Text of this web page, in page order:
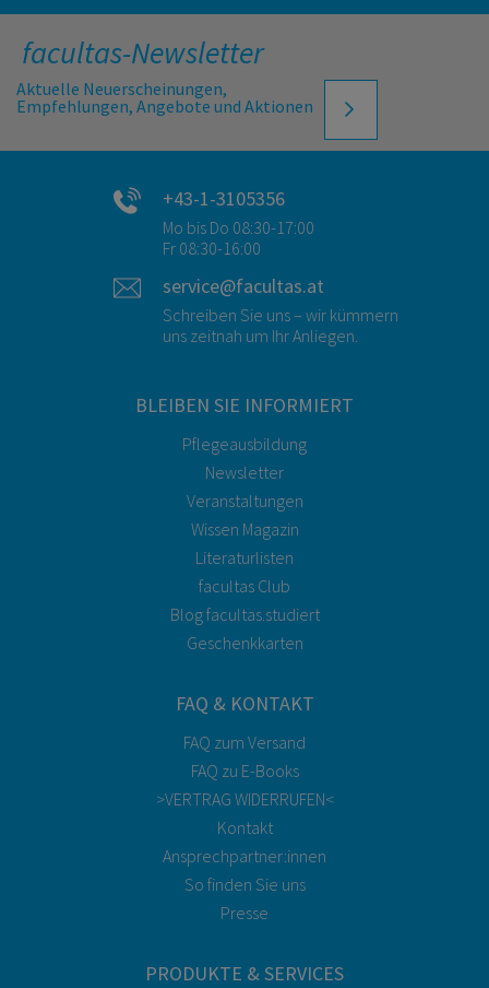
facultas-Newsletter
Aktuelle Neuerscheinungen,
Empfehlungen, Angebote und Aktionen
+43-1-3105356
Mo bis Do 08:30-17:00
Fr 08:30-16:00
service@facultas.at
Schreiben Sie uns – wir kümmern
uns zeitnah um Ihr Anliegen.
BLEIBEN SIE INFORMIERT
Pflegeausbildung
Newsletter
Veranstaltungen
Wissen Magazin
Literaturlisten
facultas Club
Blog facultas.studiert
Geschenkkarten
FAQ & KONTAKT
FAQ zum Versand
FAQ zu E-Books
>VERTRAG WIDERRUFEN<
Kontakt
Ansprechpartner:innen
So finden Sie uns
Presse
PRODUKTE & SERVICES